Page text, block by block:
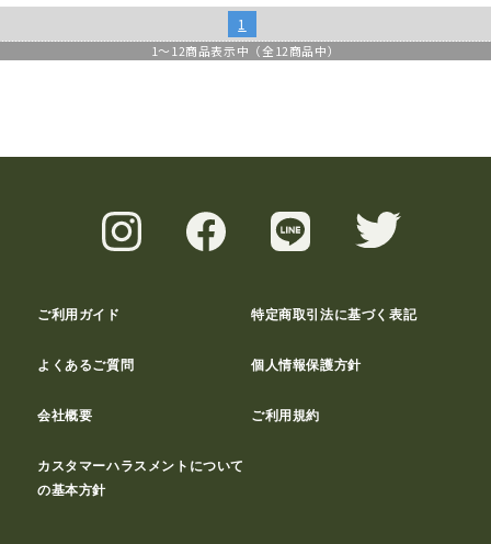
1
1～ 12商品表示中（全 12商品中）
ご利用ガイド 特定商取引法に基づく表記
よくあるご質問 個人情報保護方針
会社概要 ご利用規約
カスタマーハラスメントについて
の基本方針